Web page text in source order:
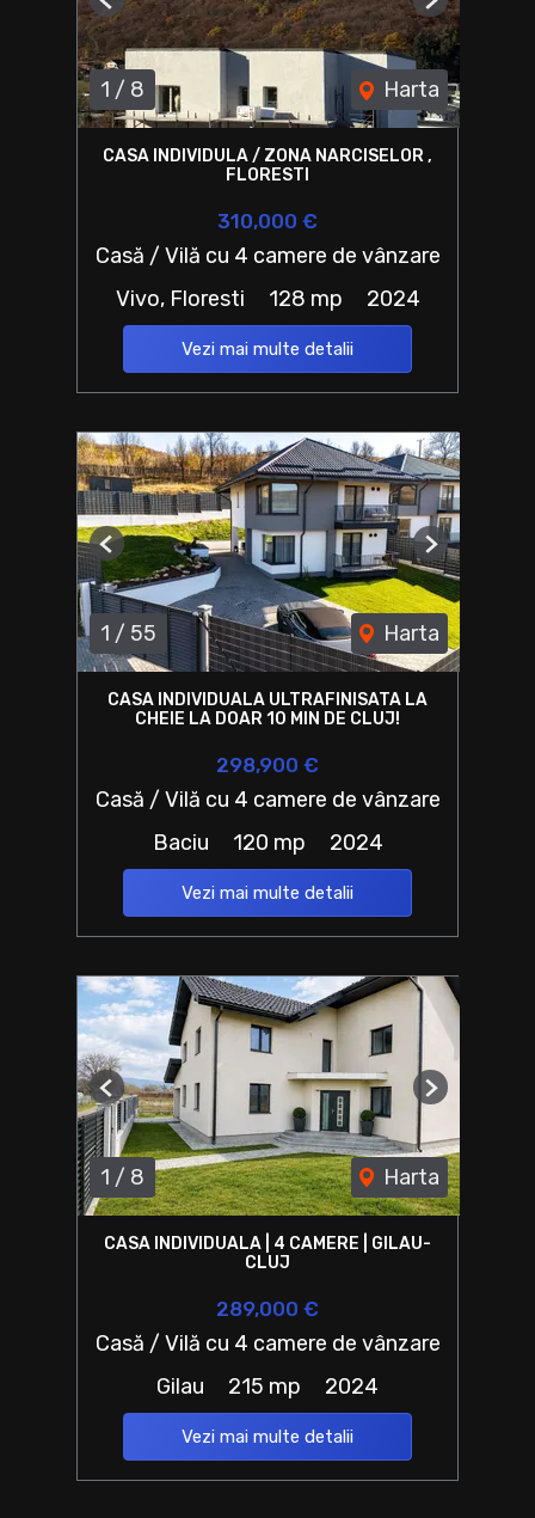
1 / 8 Harta
Previous Next
CASA INDIVIDULA / ZONA NARCISELOR ,
FLORESTI
310,000 €
Casă / Vilă cu 4 camere de vânzare
Vivo, Floresti
128 mp 2024
Vezi mai multe detalii
1 / 55 Harta
Previous Next
CASA INDIVIDUALA ULTRAFINISATA LA
CHEIE LA DOAR 10 MIN DE CLUJ!
298,900 €
Casă / Vilă cu 4 camere de vânzare
Baciu
120 mp 2024
Vezi mai multe detalii
1 / 8 Harta
Previous Next
CASA INDIVIDUALA | 4 CAMERE | GILAU-
CLUJ
289,000 €
Casă / Vilă cu 4 camere de vânzare
Gilau
215 mp 2024
Vezi mai multe detalii